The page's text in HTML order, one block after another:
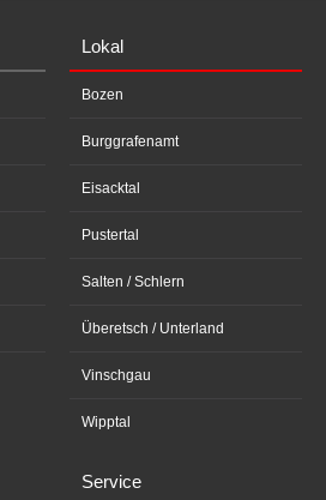
Lokal
Bozen
Burggrafenamt
Eisacktal
Pustertal
Salten / Schlern
Überetsch / Unterland
Vinschgau
Wipptal
Service